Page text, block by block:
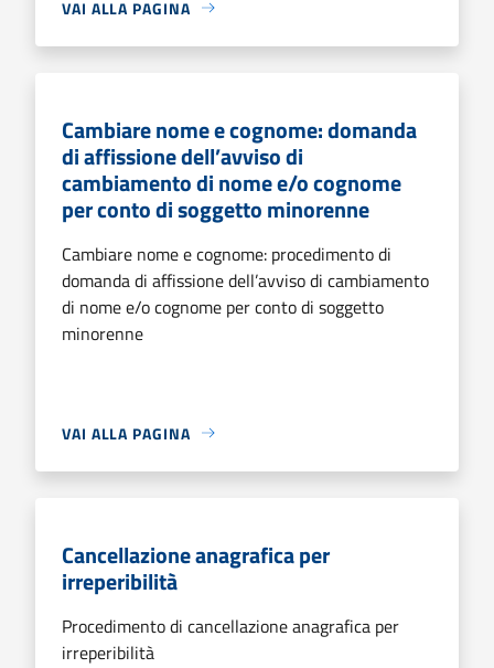
VAI ALLA PAGINA
Cambiare nome e cognome: domanda
di affissione dell’avviso di
cambiamento di nome e/o cognome
per conto di soggetto minorenne
Cambiare nome e cognome: procedimento di
domanda di affissione dell’avviso di cambiamento
di nome e/o cognome per conto di soggetto
minorenne
VAI ALLA PAGINA
Cancellazione anagrafica per
irreperibilità
Procedimento di cancellazione anagrafica per
irreperibilità